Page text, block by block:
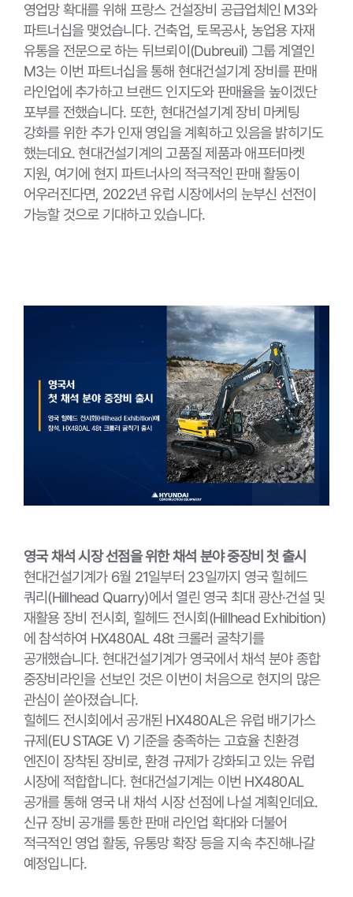
영업망 확대를 위해 프랑스 건설장비 공급업체인 M3와
파트너십을 맺었습니다. 건축업, 토목공사, 농업용 자재
유통을 전문으로 하는 뒤브뢰이(Dubreuil) 그룹 계열인
M3는 이번 파트너십을 통해 현대건설기계 장비를 판매
라인업에 추가하고 브랜드 인지도와 판매율을 높이겠단
포부를 전했습니다. 또한, 현대건설기계 장비 마케팅
강화를 위한 추가 인재 영입을 계획하고 있음을 밝히기도
했는데요. 현대건설기계의 고품질 제품과 애프터마켓
지원, 여기에 현지 파트너사의 적극적인 판매 활동이
어우러진다면, 2022년 유럽 시장에서의 눈부신 선전이
가능할 것으로 기대하고 있습니다.
영국 채석 시장 선점을 위한 채석 분야 중장비 첫 출시
현대건설기계가 6월 21일부터 23일까지 영국 힐헤드
쿼리(Hillhead Quarry)에서 열린 영국 최대 광산·건설 및
재활용 장비 전시회, 힐헤드 전시회(Hillhead Exhibition)
에 참석하여 HX480AL 48t 크롤러 굴착기를
공개했습니다. 현대건설기계가 영국에서 채석 분야 종합
중장비라인을 선보인 것은 이번이 처음으로 현지의 많은
관심이 쏟아졌습니다.
힐헤드 전시회에서 공개된 HX480AL은 유럽 배기가스
규제(EU STAGE V) 기준을 충족하는 고효율 친환경
엔진이 장착된 장비로, 환경 규제가 강화되고 있는 유럽
시장에 적합합니다. 현대건설기계는 이번 HX480AL
공개를 통해 영국 내 채석 시장 선점에 나설 계획인데요.
신규 장비 공개를 통한 판매 라인업 확대와 더불어
적극적인 영업 활동, 유통망 확장 등을 지속 추진해나갈
예정입니다.